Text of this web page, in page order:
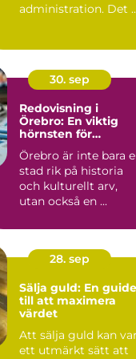
administration. Det
30. sep
Redovisning i
Örebro: En viktig
hörnsten för
Örebro är inte bara
stad rik på historia
och kulturellt arv,
utan också en ...
28. sep
Sälja guld: En guide
till att maximera
värdet
Att sälja guld kan
ett utmärkt sätt att